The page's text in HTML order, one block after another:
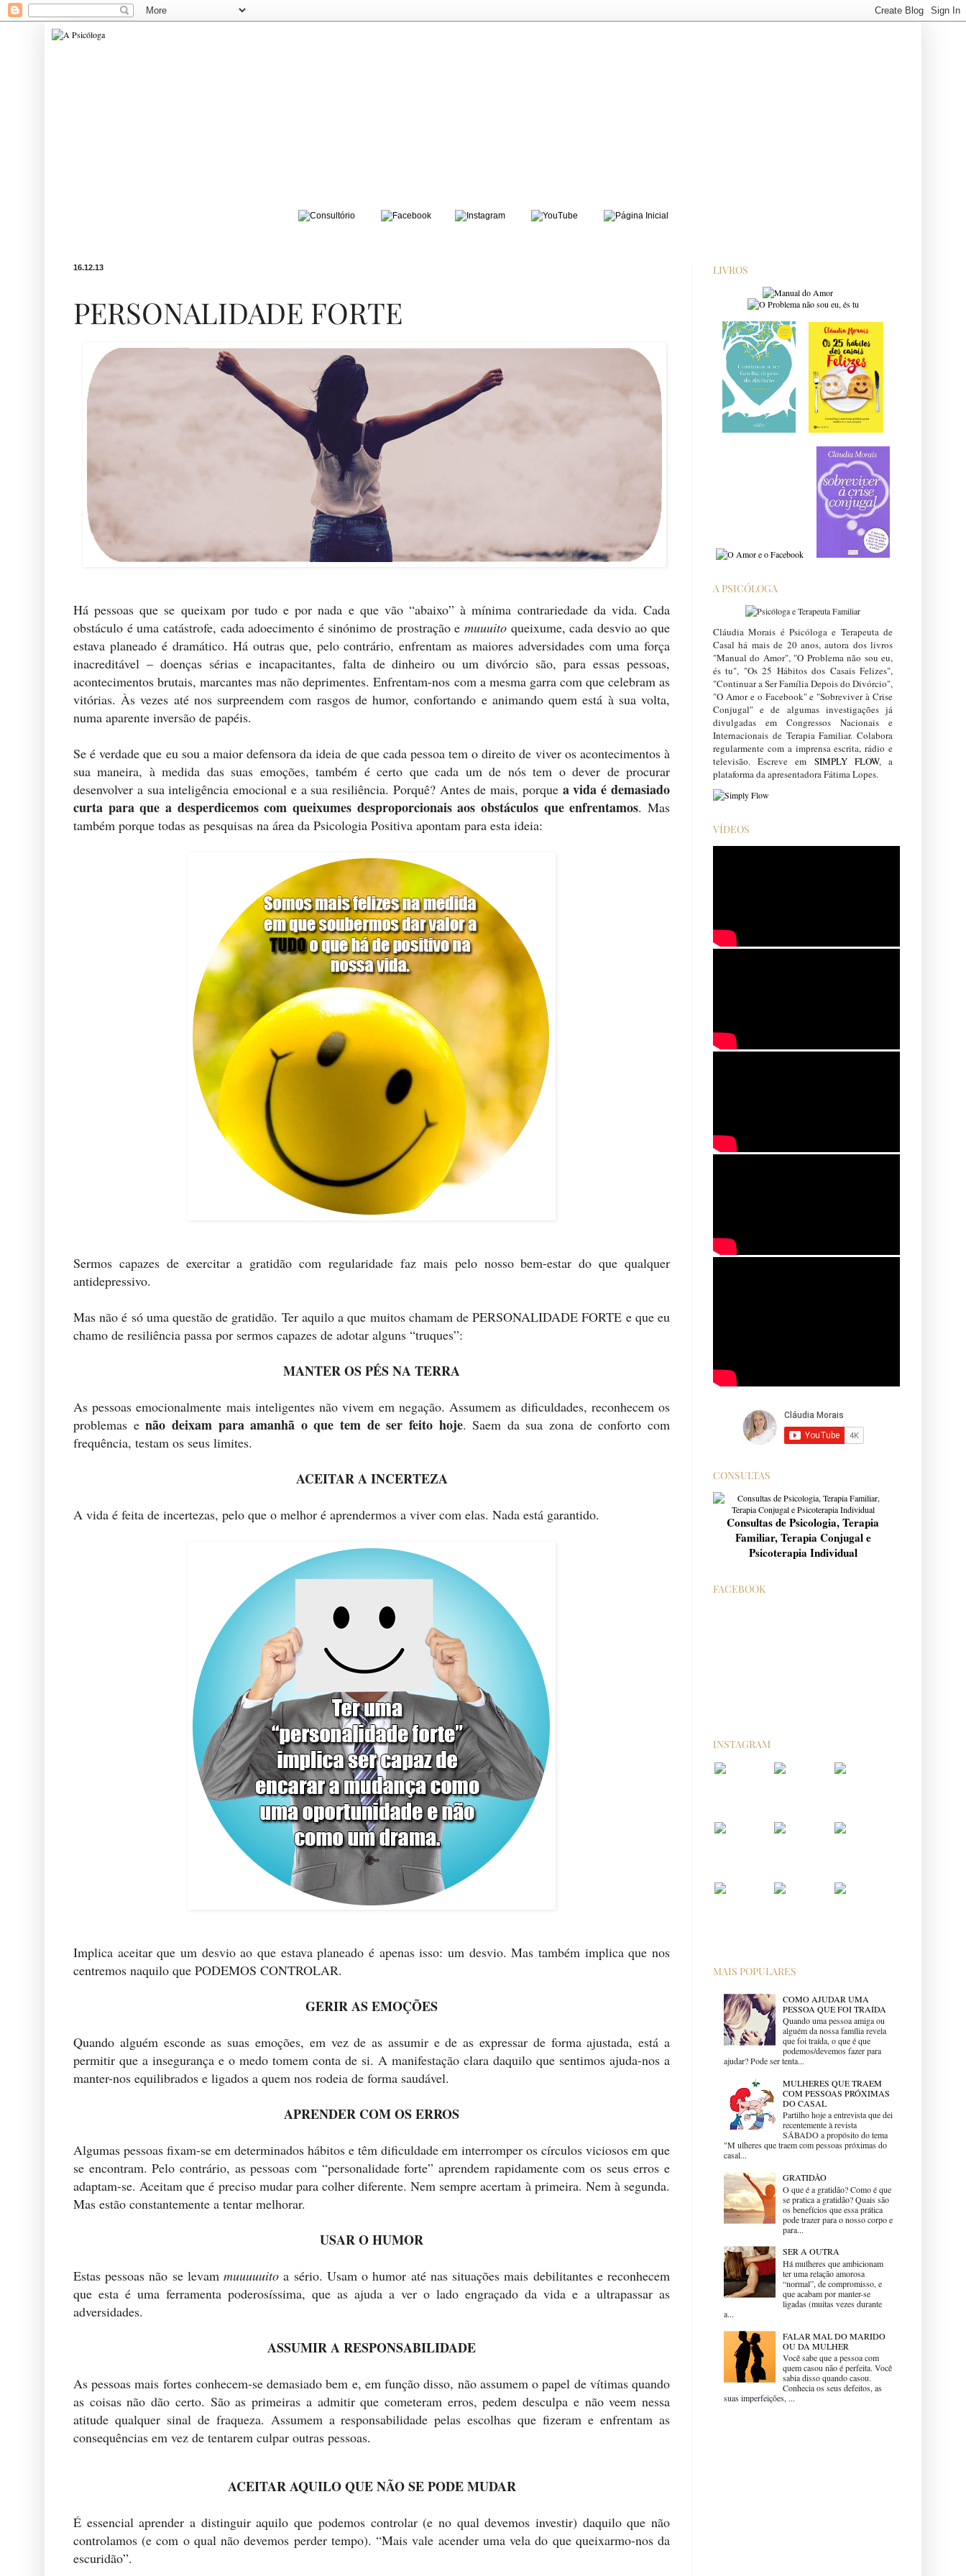
16.12.13
PERSONALIDADE FORTE
Há pessoas que se queixam por tudo e por nada e que vão “abaixo” à mínima contrariedade da vida. Cada
obstáculo é uma catástrofe, cada adoecimento é sinónimo de prostração e muuuitoqueixume, cada desvio ao que
estava planeado é dramático. Há outras que, pelo contrário, enfrentam as maiores adversidades com uma força
inacreditável – doenças sérias e incapacitantes, falta de dinheiro ou um divórcio são, para essas pessoas,
acontecimentos brutais, marcantes mas não deprimentes. Enfrentam-nos com a mesma garra com que celebram as
vitórias. Às vezes até nos surpreendem com rasgos de humor, confortando e animando quem está à sua volta,
numa aparente inversão de papéis.
Se é verdade que eu sou a maior defensora da ideia de que cada pessoa tem o direito de viver os acontecimentos à
sua maneira, à medida das suas emoções, também é certo que cada um de nós tem o dever de procurar
desenvolver a sua inteligência emocional e a sua resiliência. Porquê? Antes de mais, porque a vida é demasiado
curta para que a desperdicemos com queixumes desproporcionais aos obstáculos que enfrentamos. Mas
também porque todas as pesquisas na área da Psicologia Positiva apontam para esta ideia:
Sermos capazes de exercitar a gratidão com regularidade faz mais pelo nosso bem-estar do que qualquer
antidepressivo.
Mas não é só uma questão de gratidão. Ter aquilo a que muitos chamam de PERSONALIDADE FORTE e que eu
chamo de resiliência passa por sermos capazes de adotar alguns “truques”:
MANTER OS PÉS NA TERRA
As pessoas emocionalmente mais inteligentes não vivem em negação. Assumem as dificuldades, reconhecem os
problemas enão deixam para amanhã o que tem de ser feito hoje. Saem da sua zona de conforto com
frequência, testam os seus limites.
ACEITAR A INCERTEZA
A vida é feita de incertezas, pelo que o melhor é aprendermos a viver com elas. Nada está garantido.
Implica aceitar que um desvio ao que estava planeado é apenas isso: um desvio. Mas também implica que nos
centremos naquilo que PODEMOS CONTROLAR.
GERIR AS EMOÇÕES
Quando alguém esconde as suas emoções, em vez de as assumir e de as expressar de forma ajustada, está a
permitir que a insegurança e o medo tomem conta de si. A manifestação clara daquilo que sentimos ajuda-nos a
manter-nos equilibrados e ligados a quem nos rodeia de forma saudável.
APRENDER COM OS ERROS
Algumas pessoas fixam-se em determinados hábitos e têm dificuldade em interromper os círculos viciosos em que
se encontram. Pelo contrário, as pessoas com “personalidade forte” aprendem rapidamente com os seus erros e
adaptam-se. Aceitam que é preciso mudar para colher diferente. Nem sempre acertam à primeira. Nem à segunda.
Mas estão constantemente a tentar melhorar.
USAR O HUMOR
Estas pessoas não se levammuuuuuito a sério. Usam o humor até nas situações mais debilitantes e reconhecem
que esta é uma ferramenta poderosíssima, que as ajuda a ver o lado engraçado da vida e a ultrapassar as
adversidades.
ASSUMIR A RESPONSABILIDADE
As pessoas mais fortes conhecem-se demasiado bem e, em função disso, não assumem o papel de vítimas quando
as coisas não dão certo. São as primeiras a admitir que cometeram erros, pedem desculpa e não veem nessa
atitude qualquer sinal de fraqueza. Assumem a responsabilidade pelas escolhas que fizeram e enfrentam as
consequências em vez de tentarem culpar outras pessoas.
ACEITAR AQUILO QUE NÃO SE PODE MUDAR
É essencial aprender a distinguir aquilo que podemos controlar (e no qual devemos investir) daquilo que não
controlamos (e com o qual não devemos perder tempo). “Mais vale acender uma vela do que queixarmo-nos da
escuridão”.
LIVROS
A PSICÓLOGA
Cláudia Morais é Psicóloga e Terapeuta de
Casal há mais de 20 anos, autora dos livros
"Manual do Amor", "O Problema não sou eu,
és tu", "Os 25 Hábitos dos Casais Felizes",
"Continuar a Ser Família Depois do Divórcio",
"O Amor e o Facebook" e "Sobreviver à Crise
Conjugal" e de algumas investigações já
divulgadas em Congressos Nacionais e
Internacionais de Terapia Familiar. Colabora
regularmente com a imprensa escrita, rádio e
televisão. Escreve em SIMPLY FLOW, a
plataforma da apresentadora Fátima Lopes.
VÍDEOS
CONSULTAS
Consultas de Psicologia, Terapia
Familiar, Terapia Conjugal e
Psicoterapia Individual
FACEBOOK
INSTAGRAM
MAIS POPULARES
COMO AJUDAR UMA
PESSOA QUE FOI TRAÍDA
Quando uma pessoa amiga ou
alguém da nossa família revela
que foi traída, o que é que
podemos/devemos fazer para
ajudar? Pode ser tenta...
MULHERES QUE TRAEM
COM PESSOAS PRÓXIMAS
DO CASAL
Partilho hoje a entrevista que dei
recentemente à revista
SÁBADO a propósito do tema
"M ulheres que traem com pessoas próximas do
casal...
GRATIDÃO
O que é a gratidão? Como é que
se pratica a gratidão? Quais são
os benefícios que essa prática
pode trazer para o nosso corpo e
para...
SER A OUTRA
Há mulheres que ambicionam
ter uma relação amorosa
“normal”, de compromisso, e
que acabam por manter-se
ligadas (muitas vezes durante
a...
FALAR MAL DO MARIDO
OU DA MULHER
Você sabe que a pessoa com
quem casou não é perfeita. Você
sabia disso quando casou.
Conhecia os seus defeitos, as
suas imperfeições, ...